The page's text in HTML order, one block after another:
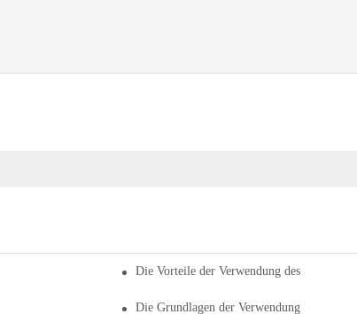
Die Vorteile der Verwendung des richtigen
Die Grundlagen der Verwendung des